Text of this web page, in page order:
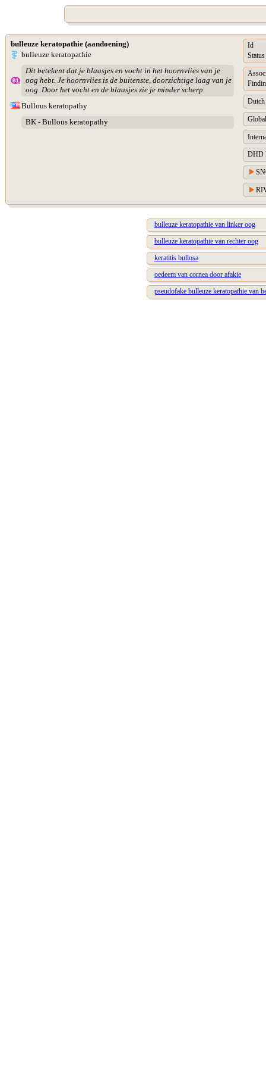
bulleuze keratopathie (aandoening)
bulleuze keratopathie
Dit betekent dat je blaasjes en vocht in het hoornvlies van je
oog hebt. Je hoornvlies is de buitenste, doorzichtige laag van je
oog. Door het vocht en de blaasjes zie je minder scherp.
Bullous keratopathy
BK - Bullous keratopathy
Id
Status
Dutch
DHD
bulleuze keratopathie van linker oog
bulleuze keratopathie van rechter oog
keratitis bullosa
oedeem van cornea door afakie
pseudofake bulleuze keratopathie van